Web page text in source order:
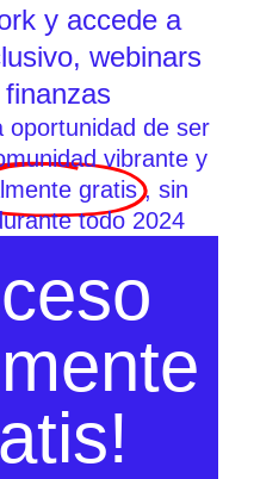
y accede a
webinars
oportunidad de ser
vibrante y
gratis , sin
todo 2024